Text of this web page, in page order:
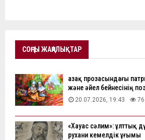
СОҢҒЫ ЖАҢАЛЫҚТАР
Қазақ прозасындағы
және әйел бейнесінің
20.07.2026, 19:43 76
«Хауас сәлим»: ұлттық
рухани кемелдік ұғымы